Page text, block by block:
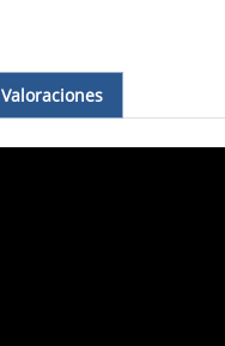
Valoraciones